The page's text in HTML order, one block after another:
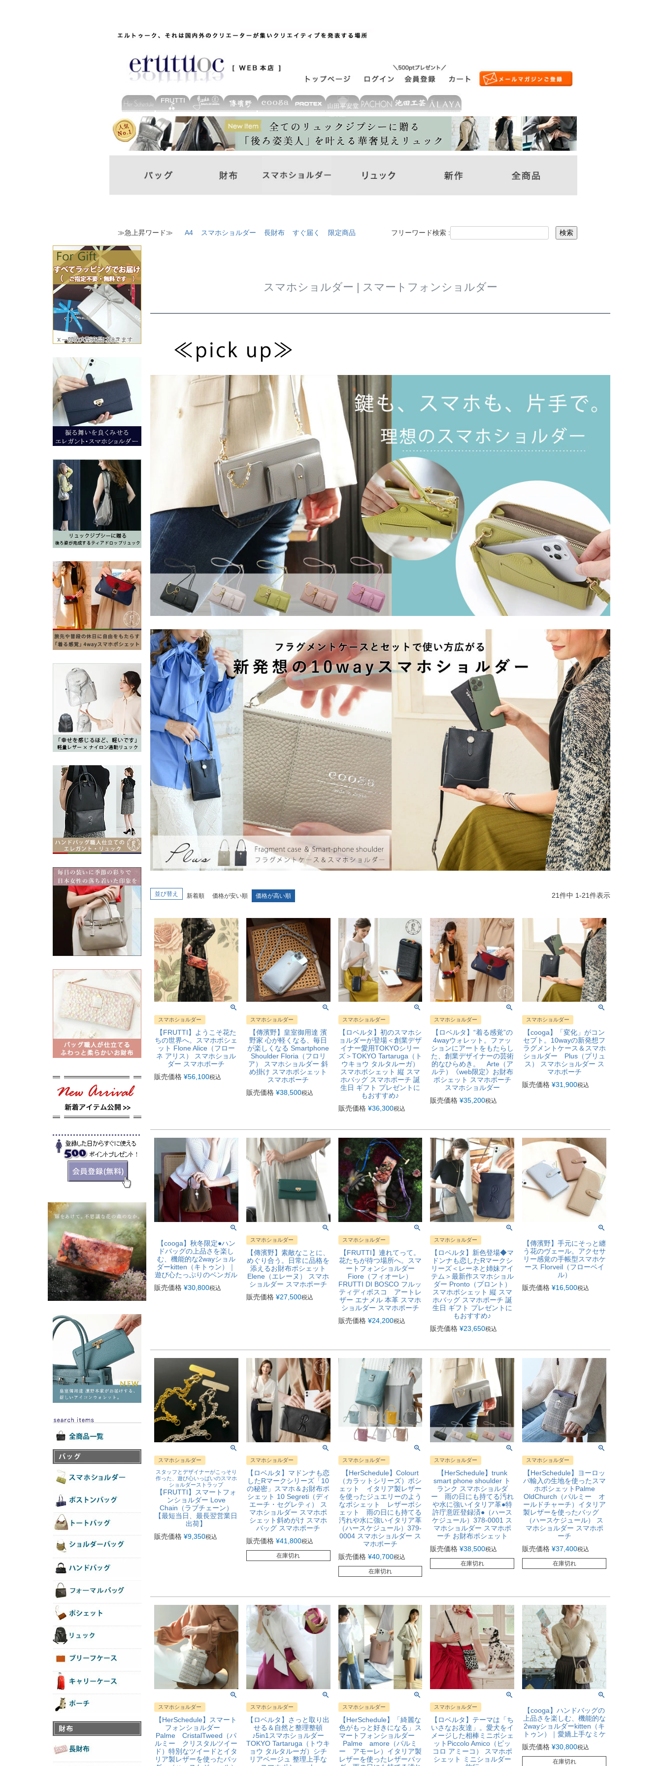
≫急上昇ワード≫ A4 スマホショルダー 長財布 すぐ届く 限定商品 フリーワード検索 : 検索
スマホショルダー | スマートフォンショルダー
並び替え 新着順 価格が安い順 価格が高い順 21件中 1-21件表示
スマホショルダー
【FRUTTI】ようこそ花た
ちの世界へ。スマホポシェ
ット Flone Alice（フロー
ネ アリス） スマホショル
ダー スマホポーチ
販売価格 ¥56,100税込
スマホショルダー
【傳濱野】皇室御用達 濱
野家 心が軽くなる、毎日
が楽しくなる Smartphone
Shoulder Floria（フロリ
ア） スマホショルダー 斜
め掛け スマホポシェット
スマホポーチ
販売価格 ¥38,500税込
スマホショルダー
【ロベルタ】初のスマホシ
ョルダーが登場＜創業デザ
イナー愛用TOKYOシリー
ズ＞TOKYO Tartaruga（ト
ウキョウ タルタルーガ）
スマホポシェット 縦 スマ
ホバッグ スマホポーチ 誕
生日 ギフト プレゼントに
もおすすめ♪
販売価格 ¥36,300税込
スマホショルダー
【ロベルタ】“着る感覚”の
4wayウォレット。ファッ
ションにアートをもたらし
た、創業デザイナーの芸術
的なひらめき。 Arte（ア
ルテ）《web限定》お財布
ポシェット スマホポーチ
スマホショルダー
販売価格 ¥35,200税込
スマホショルダー
【cooga】「変化」がコン
セプト。10wayの新発想フ
ラグメントケース＆スマホ
ショルダー Plus（プリュ
ス） スマホショルダー ス
マホポーチ
販売価格 ¥31,900税込
【cooga】秋冬限定●ハン
ドバッグの上品さを楽し
む、機能的な2wayショル
ダーkitten（キトゥン）｜
遊び心たっぷりのベンガル
販売価格 ¥30,800税込
スマホショルダー
【傳濱野】素敵なことに、
めぐり合う。日常に品格を
添えるお財布ポシェット
Elene（エレーヌ） スマホ
ショルダー スマホポーチ
販売価格 ¥27,500税込
スマホショルダー
【FRUTTI】連れてって。
花たちが待つ場所へ。スマ
ートフォンショルダー
Fiore（フィオーレ）
FRUTTI DI BOSCO フルッ
ティディボスコ アートレ
ザー エナメル 本革 スマホ
ショルダー スマホポーチ
販売価格 ¥24,200税込
スマホショルダー
【ロベルタ】新色登場◆マ
ドンナも恋したRマークシ
リーズ＜レーネと姉妹アイ
テム＞最新作スマホショル
ダー Pronto（プロント）
スマホポシェット 縦 スマ
ホバッグ スマホポーチ 誕
生日 ギフト プレゼントに
もおすすめ♪
販売価格 ¥23,650税込
【傳濱野】手元にそっと纏
う花のヴェール。アクセサ
リー感覚の手帳型スマホケ
ース Florveil（フローベイ
ル）
販売価格 ¥16,500税込
スマホショルダー
スタッフとデザイナーがこっそり
作った、遊び心いっぱいのスマホ
ショルダーストラップ
【FRUTTI】スマートフォ
ンショルダー Love
Chain（ラブチェーン）
【最短当日、最長翌営業日
出荷】
販売価格 ¥9,350税込
スマホショルダー
【ロベルタ】マドンナも恋
したRマークシリーズ「10
の秘密」スマホ＆お財布ポ
シェット 10 Segreti（ディ
エーチ・セグレティ） ス
マホショルダー スマホポ
シェット斜めがけ スマホ
バッグ スマホポーチ
販売価格 ¥41,800税込
在庫切れ
スマホショルダー
【HerSchedule】Colourt
（カラットシリーズ）ポシ
ェット イタリア製レザー
を使ったジュエリーのよう
なポシェット レザーポシ
ェット 雨の日にも持てる
汚れや水に強いイタリア革
（ハースケジュール）379-
0004 スマホショルダー ス
マホポーチ
販売価格 ¥40,700税込
在庫切れ
スマホショルダー
【HerSchedule】trunk
smart phone shoulder ト
ランク スマホショルダ
ー 雨の日にも持てる汚れ
や水に強いイタリア革●特
許庁意匠登録済●（ハース
ケジュール）378-0001 ス
マホショルダー スマホポ
ーチ お財布ポシェット
販売価格 ¥38,500税込
在庫切れ
スマホショルダー
【HerSchedule】ヨーロッ
パ輸入の生地を使ったスマ
ホポシェットPalme
OldChurch（パルミー オ
ールドチャーチ）イタリア
製レザーを使ったバッグ
（ハースケジュール） ス
マホショルダー スマホポ
ーチ
販売価格 ¥37,400税込
在庫切れ
スマホショルダー
【HerSchedule】スマート
フォンショルダー
Palme CristalTweed（パ
ルミー クリスタルツイー
ド）特別なツイードとイタ
リア製レザーを使ったバッ
スマホショルダー
【ロベルタ】さっと取り出
せる＆自然と整理整頓
♪5in1スマホショルダー
TOKYO Tartaruga（トウキ
ョウ タルタルーガ）シチ
リアベージュ 整理上手な
スマホショルダー
【HerSchedule】「綺麗な
色がもっと好きになる」ス
マートフォンショルダー
Palme amore（パルミ
ー アモーレ）イタリア製
レザーを使ったレザーバッ
スマホショルダー
【ロベルタ】テーマは「ち
いさなお友達」。愛犬をイ
メージした相棒ミニポシェ
ットPiccolo Amico（ピッ
コロ アミーコ） スマホポ
シェット ミニショルダー
【cooga】ハンドバッグの
上品さを楽しむ、機能的な
2wayショルダーkitten（キ
トゥン）｜愛嬌上手なミケ
販売価格 ¥30,800税込
在庫切れ